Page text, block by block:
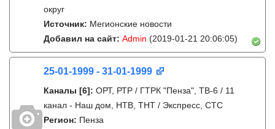
округ
Источник: Мегионские новости
Добавил на сайт: Admin (2019-01-21 20:06:05)
25-01-1999 - 31-01-1999
Каналы [6]: ОРТ, РТР / ГТРК "Пенза", ТВ-6 / 11
канал - Наш дом, НТВ, ТНТ / Экспресс, СТС
Регион: Пенза